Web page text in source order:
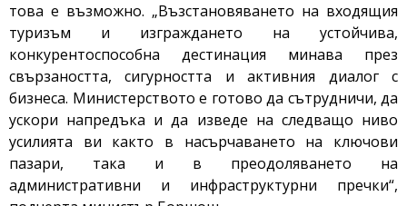
това е възможно. „Възстановяването на входящия
туризъм и изграждането на устойчива,
конкурентоспособна дестинация минава през
свързаността, сигурността и активния диалог с
бизнеса. Министерството е готово да сътрудничи, да
ускори напредъка и да изведе на следващо ниво
усилията ви както в насърчаването на ключови
пазари, така и в преодоляването на
административни и инфраструктурни пречки“,